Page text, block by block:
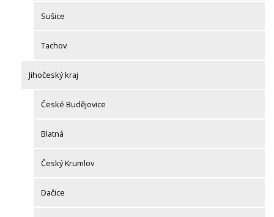
Sušice
Tachov
Jihočeský kraj
České Budějovice
Blatná
Český Krumlov
Dačice